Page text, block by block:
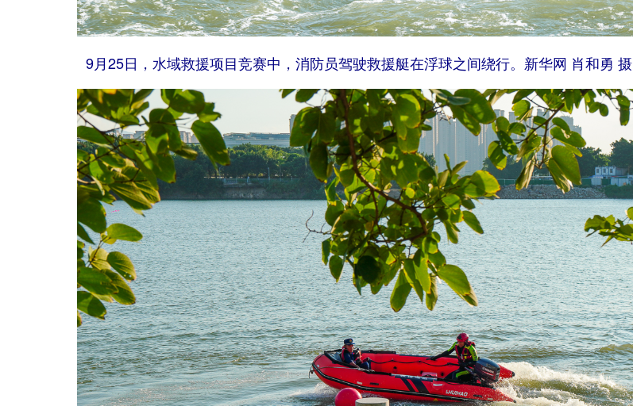
9月25日，水域救援项目竞赛中，消防员驾驶救援艇在浮球之间绕行。新华网 肖和勇 摄